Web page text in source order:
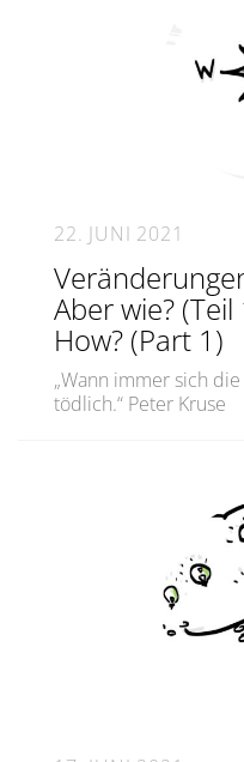
22. JUNI 2021
Aber wie?
How? (Part 1)
„Wann immer sich
tödlich.“ Peter Kruse